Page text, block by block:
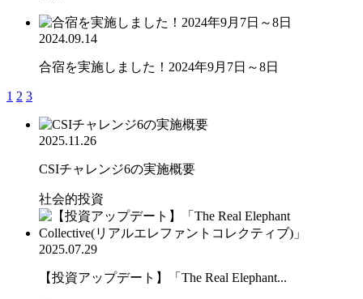
2024.09.14
合宿を実施しました！2024年9月7日～8日
1 2 3
2025.11.26
CSIチャレンジ6の実施概要
社会的投資
2025.07.29
【投資アップデート】「The Real Elephant...